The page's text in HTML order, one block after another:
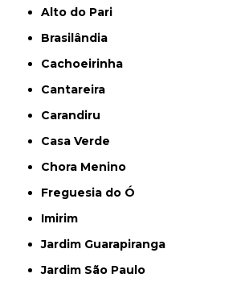
Alto do Pari
Brasilândia
Cachoeirinha
Cantareira
Carandiru
Casa Verde
Chora Menino
Freguesia do Ó
Imirim
Jardim Guarapiranga
Jardim São Paulo